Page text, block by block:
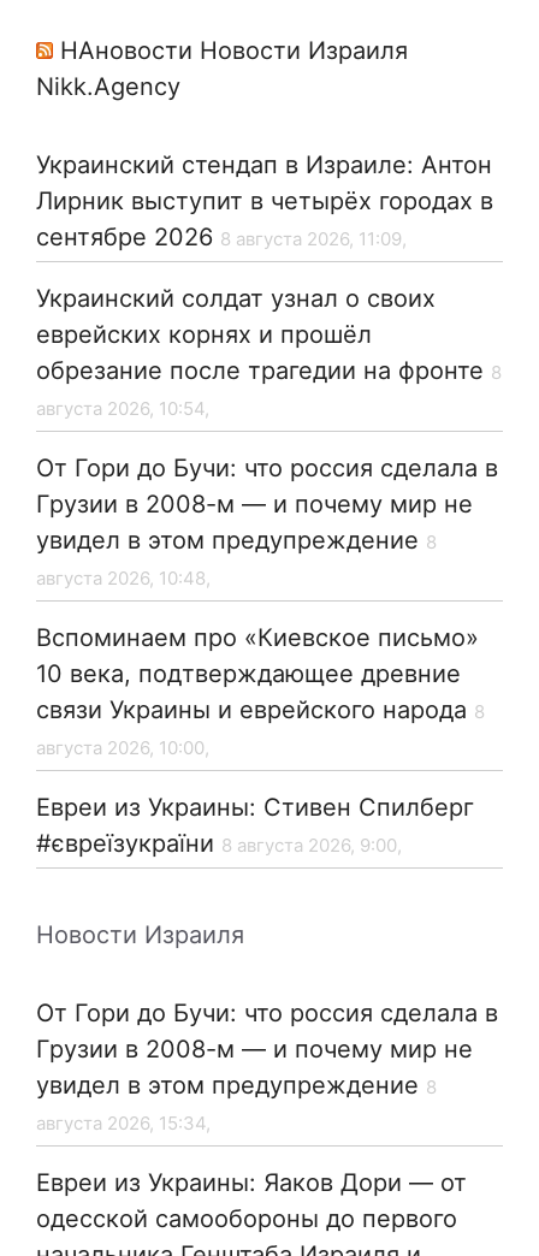
НАновости Новости Израиля
Nikk.Agency
Украинский стендап в Израиле: Антон
Лирник выступит в четырёх городах в
сентябре 2026 8 августа 2026, 11:09,
Украинский солдат узнал о своих
еврейских корнях и прошёл
обрезание после трагедии на фронте 8
августа 2026, 10:54,
От Гори до Бучи: что россия сделала в
Грузии в 2008-м — и почему мир не
увидел в этом предупреждение 8
августа 2026, 10:48,
Вспоминаем про «Киевское письмо»
10 века, подтверждающее древние
связи Украины и еврейского народа 8
августа 2026, 10:00,
Евреи из Украины: Стивен Спилберг
#євреїзукраїни 8 августа 2026, 9:00,
Новости Израиля
От Гори до Бучи: что россия сделала в
Грузии в 2008-м — и почему мир не
увидел в этом предупреждение 8
августа 2026, 15:34,
Евреи из Украины: Яаков Дори — от
одесской самообороны до первого